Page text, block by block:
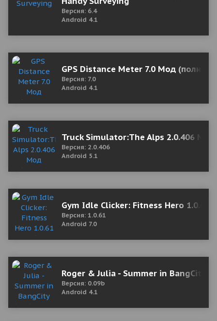
Версия: 6.4
Android 4.1
GPS Distance Meter 7.0 Мод (полная
Версия: 7.0
Android 4.1
Truck Simulator:The Alps 2.0.406 Мод
Версия: 2.0.406
Android 5.1
Gym Idle Clicker: Fitness Hero 1.0.61
Версия: 1.0.61
Android 7.0
Roger & Julia - Summer in BangCity
Версия: 0.09b
Android 4.1